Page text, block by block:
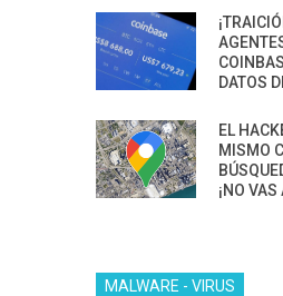
DATOS
EL
MISMO
¡NO VAS
MALWARE - VIRUS